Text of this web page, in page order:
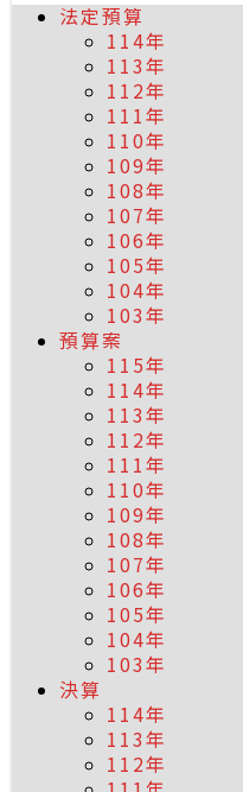
法定預算
114年
113年
112年
111年
110年
109年
108年
107年
106年
105年
104年
103年
預算案
115年
114年
113年
112年
111年
110年
109年
108年
107年
106年
105年
104年
103年
決算
114年
113年
112年